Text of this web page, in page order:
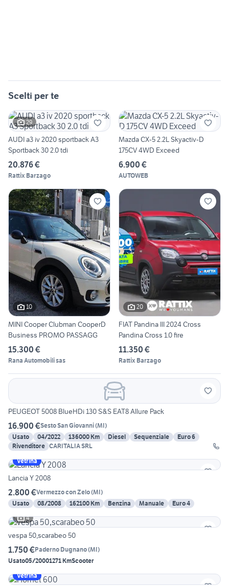
Scelti per te
29
AUDI a3 iv 2020 sportback A3
Sportback 30 2.0 tdi
20.876 €
Rattix Barzago
Mazda CX-5 2.2L Skyactiv-D
175CV 4WD Exceed
6.900 €
AUTOWEB
10
MINI Cooper Clubman CooperD
Business PROMO PASSAGG
15.300 €
Rana Automobili sas
20
FIAT Pandina III 2024 Cross
Pandina Cross 1.0 fire
11.350 €
Rattix Barzago
PEUGEOT 5008 BlueHDi 130 S&S EAT8 Allure Pack
16.900 €Sesto San Giovanni(MI)
Usato
04/2022 136000 Km Diesel Sequenziale
Euro 6
Rivenditore CARITALIA SRL
Vetrina
Lancia Y 2008
2.800 €Vermezzo con Zelo(MI)
Usato
08/2008 162100 Km Benzina Manuale
Euro 4
4
vespa 50,scarabeo 50
1.750 €Paderno Dugnano(MI)
Usato05/20001271 KmScooter
Vetrina